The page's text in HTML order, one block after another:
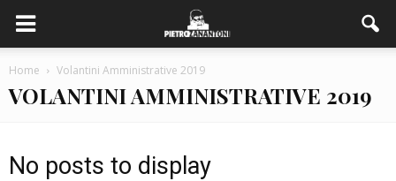
Home Volantini Amministrative 2019
VOLANTINI AMMINISTRATIVE 2019
No posts to display